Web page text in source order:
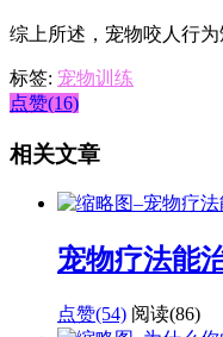
综上所述，宠物咬人行
标签: 宠物训练
点赞(16)
相关文章
宠物疗法能
点赞(54) 阅读(86)